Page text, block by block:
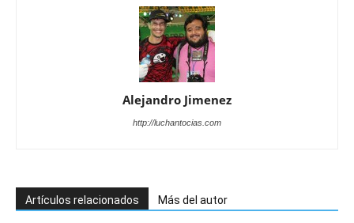
Alejandro Jimenez
http://luchantocias.com
Artículos relacionados Más del autor